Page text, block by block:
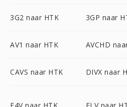
3G2 naar HTK 3GP naar
AV1 naar HTK AVCHD
CAVS naar HTK DIVX naar
F4V naar HTK FLV naar